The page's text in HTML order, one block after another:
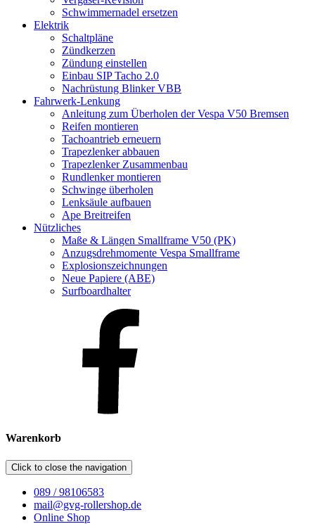
Schwimmernadel ersetzen
Elektrik
Schaltpläne
Zündkerzen
Zündung einstellen
Einbau SIP Tacho 2.0
Nachrüstung Blinker VBB
Fahrwerk-Lenkung
Anleitung zum Überholen der Vespa V50 Bremsen
Reifen montieren
Tachoantrieb erneuern
Trapezlenker abbauen
Trapezlenker Zusammenbau
Rundlenker montieren
Schwinge überholen
Lenksäule aufbauen
Ape Breitreifen
Nützliches
Maße & Längen Smallframe V50 (PK)
Anzugsdrehmomente Vespa Smallframe
Explosionszeichnungen
Neue Papiere (ABE)
Surfboardhalter
Warenkorb
Click to close the navigation
089 / 98106583
mail@gvg-rollershop.de
Online Shop